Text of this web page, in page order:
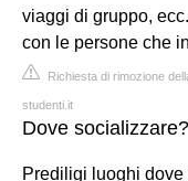
viaggi di gruppo,
con le persone che
Richiesta di rimozione
studenti.it
Dove socializzare?
Prediligi luoghi